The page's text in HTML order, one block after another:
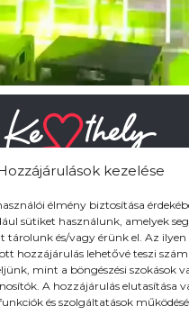
kezelése
élmény biztosítása
sütiket használunk, amelyek
tárolunk és/vagy érünk el. Az ilyen
hozzájárulás lehetővé teszi
mint a böngészési szokások
A hozzájárulás elutasítása
és szolgáltatások